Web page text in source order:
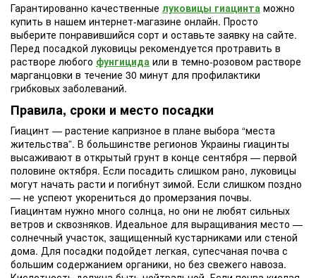
Гарантированно качественные луковицы гиацинта можно
купить в нашем интернет-магазине онлайн. Просто
выберите понравившийся сорт и оставьте заявку на сайте.
Перед посадкой луковицы рекомендуется протравить в
растворе любого фунгицида или в темно-розовом растворе
марганцовки в течение 30 минут для профилактики
грибковых заболеваний.
Правила, сроки и место посадки
Гиацинт — растение капризное в плане выбора “места
жительства”. В большинстве регионов Украины гиацинты
высаживают в открытый грунт в конце сентября — первой
половине октября. Если посадить слишком рано, луковицы
могут начать расти и погибнут зимой. Если слишком поздно
— не успеют укорениться до промерзания почвы.
Гиацинтам нужно много солнца, но они не любят сильных
ветров и сквозняков. Идеальное для выращивания место —
солнечный участок, защищенный кустарниками или стеной
дома. Для посадки подойдет легкая, супесчаная почва с
большим содержанием органики, но без свежего навоза.